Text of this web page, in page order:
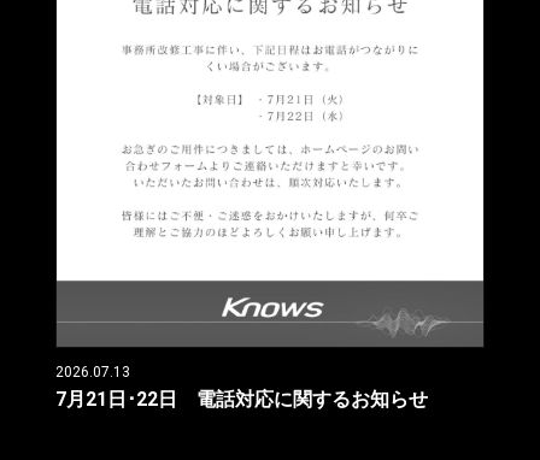
2026.07.13
7月21日･22日 電話対応に関するお知らせ